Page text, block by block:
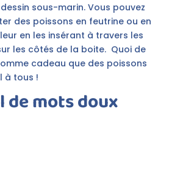
sous-marin. Vous pouvez
des poissons en feutrine ou en
en les insérant à travers les
les côtés de la boite. Quoi de
cadeau que des poissons
à tous !
de mots doux